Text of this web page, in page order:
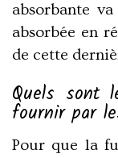
absorbante
absorbée en
de cette
Quels sont
fournir par
Pour que la